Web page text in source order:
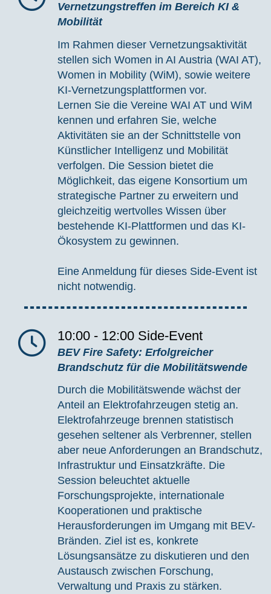
Vernetzungstreffen im Bereich KI &
Mobilität
Im Rahmen dieser Vernetzungsaktivität
stellen sich Women in AI Austria (WAI AT),
Women in Mobility (WiM), sowie weitere
KI-Vernetzungsplattformen vor.
Lernen Sie die Vereine WAI AT und WiM
kennen und erfahren Sie, welche
Aktivitäten sie an der Schnittstelle von
Künstlicher Intelligenz und Mobilität
verfolgen. Die Session bietet die
Möglichkeit, das eigene Konsortium um
strategische Partner zu erweitern und
gleichzeitig wertvolles Wissen über
bestehende KI-Plattformen und das KI-
Ökosystem zu gewinnen.
Eine Anmeldung für dieses Side-Event ist
nicht notwendig.
10:00 - 12:00 Side-Event
BEV Fire Safety: Erfolgreicher
Brandschutz für die Mobilitätswende
Durch die Mobilitätswende wächst der
Anteil an Elektrofahrzeugen stetig an.
Elektrofahrzeuge brennen statistisch
gesehen seltener als Verbrenner, stellen
aber neue Anforderungen an Brandschutz,
Infrastruktur und Einsatzkräfte. Die
Session beleuchtet aktuelle
Forschungsprojekte, internationale
Kooperationen und praktische
Herausforderungen im Umgang mit BEV-
Bränden. Ziel ist es, konkrete
Lösungsansätze zu diskutieren und den
Austausch zwischen Forschung,
Verwaltung und Praxis zu stärken.